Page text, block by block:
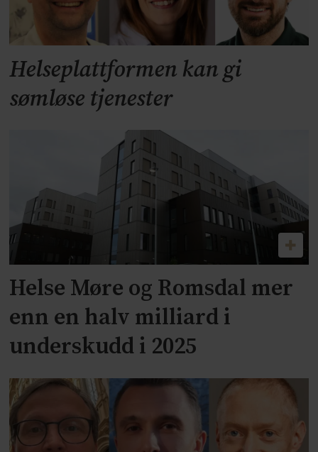
Helseplattformen kan gi
sømløse tjenester
Helse Møre og Romsdal mer
enn en halv milliard i
underskudd i 2025